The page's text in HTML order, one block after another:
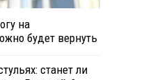
на
будет вернуть
станет ли